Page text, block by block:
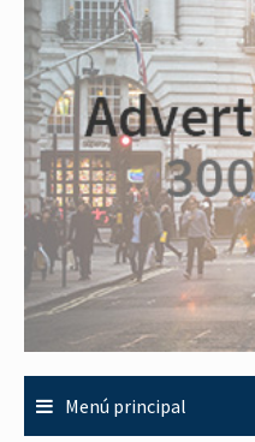
Menú principal